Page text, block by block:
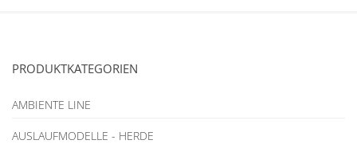
PRODUKTKATEGORIEN
AMBIENTE LINE
AUSLAUFMODELLE - HERDE